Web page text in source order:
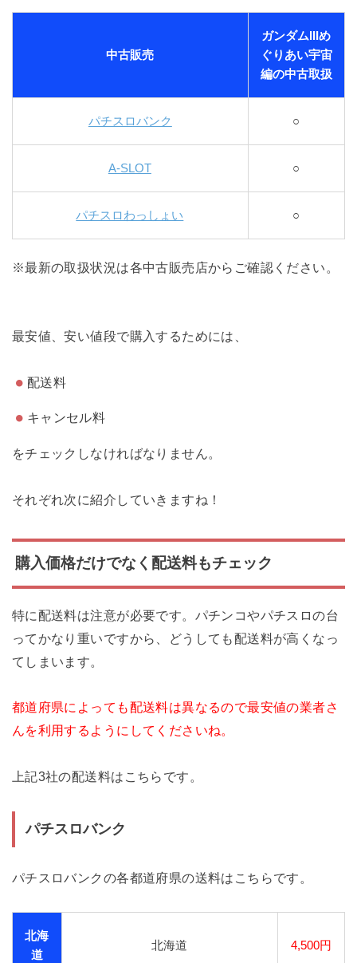
中古販売
ガンダムIIIめ
ぐりあい宇宙
編の中古取扱
パチスロバンク ○
A-SLOT ○
パチスロわっしょい ○
※最新の取扱状況は各中古販売店からご確認ください。
最安値、安い値段で購入するためには、
配送料
キャンセル料
をチェックしなければなりません。
それぞれ次に紹介していきますね！
購入価格だけでなく配送料もチェック
特に配送料は注意が必要です。パチンコやパチスロの台
ってかなり重いですから、どうしても配送料が高くなっ
てしまいます。
都道府県によっても配送料は異なるので最安値の業者さ
んを利用するようにしてくださいね。
上記3社の配送料はこちらです。
パチスロバンク
パチスロバンクの各都道府県の送料はこちらです。
北海
道
北海道 4,500円